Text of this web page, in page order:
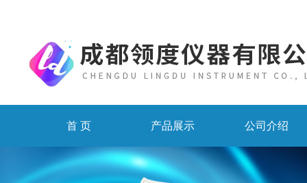
首 页 产品展示 公司介绍